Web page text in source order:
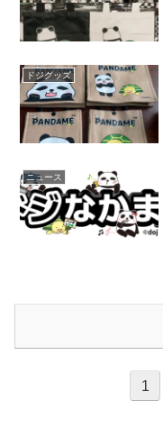
ドジグッズ
ニュース
1